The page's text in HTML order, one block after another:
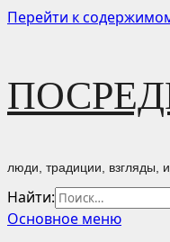
Перейти к
люди, традиции, взгляды,
Найти:
Основное меню